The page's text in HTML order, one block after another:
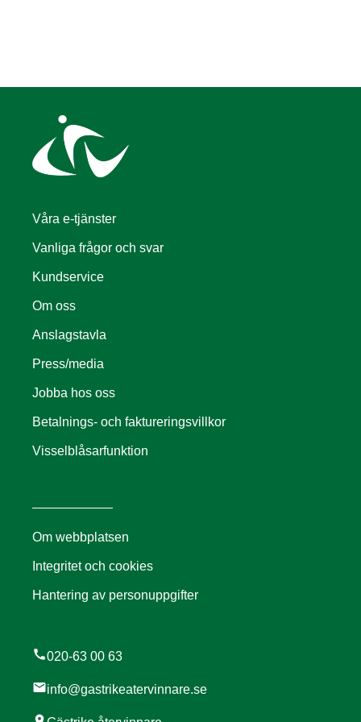
Våra e-tjänster
Vanliga frågor och svar
Kundservice
Om oss
Anslagstavla
Press/media
Jobba hos oss
Betalnings- och faktureringsvillkor
Visselblåsarfunktion
Om webbplatsen
Integritet och cookies
Hantering av personuppgifter
call020-63 00 63
mailinfo@gastrikeatervinnare.se